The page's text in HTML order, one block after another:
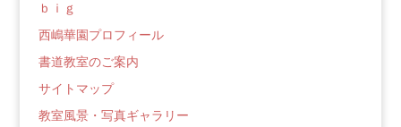
ｂｉｇ
西嶋華園プロフィール
書道教室のご案内
サイトマップ
教室風景・写真ギャラリー